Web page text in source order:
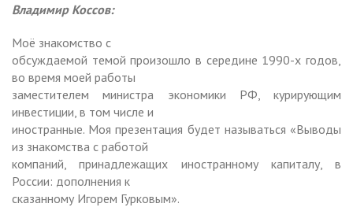
Владимир Коссов:
Моё знакомство с
обсуждаемой темой произошло в середине 1990-х годов,
во время моей работы
заместителем министра экономики РФ, курирующим
инвестиции, в том числе и
иностранные. Моя презентация будет называться «Выводы
из знакомства с работой
компаний, принадлежащих иностранному капиталу, в
России: дополнения к
сказанному Игорем Гурковым».